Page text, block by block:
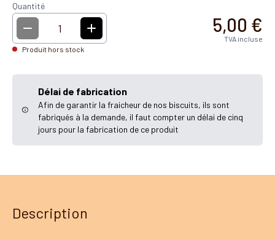
Quantité
1 5,00 €
TVA incluse
Produit hors stock
Délai de fabrication
Afin de garantir la fraicheur de nos biscuits, ils sont
fabriqués à la demande, il faut compter un délai de cinq
jours pour la fabrication de ce produit
Description